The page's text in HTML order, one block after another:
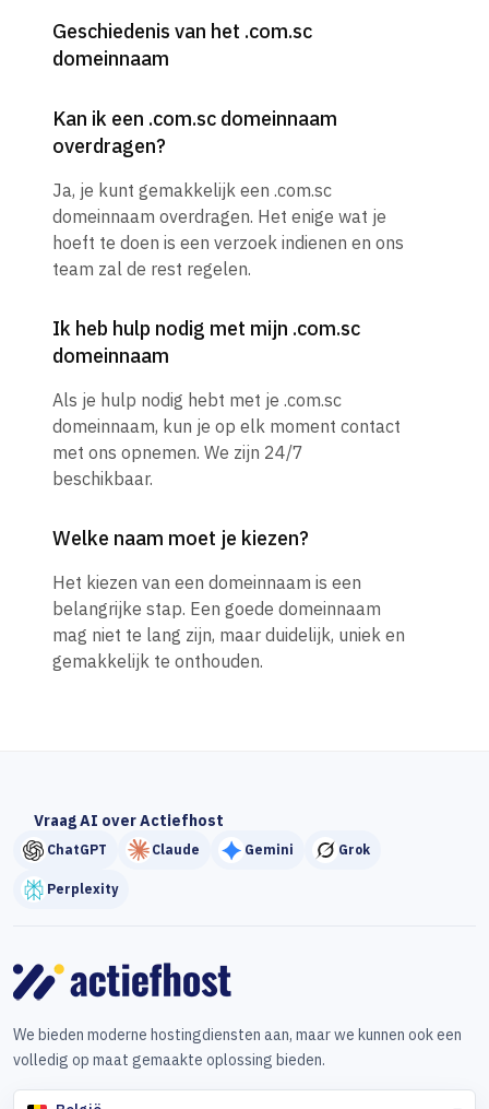
Geschiedenis van het .com.sc
domeinnaam
Kan ik een .com.sc domeinnaam
overdragen?
Ja, je kunt gemakkelijk een .com.sc
domeinnaam overdragen. Het enige wat je
hoeft te doen is een verzoek indienen en ons
team zal de rest regelen.
Ik heb hulp nodig met mijn .com.sc
domeinnaam
Als je hulp nodig hebt met je .com.sc
domeinnaam, kun je op elk moment contact
met ons opnemen. We zijn 24/7
beschikbaar.
Welke naam moet je kiezen?
Het kiezen van een domeinnaam is een
belangrijke stap. Een goede domeinnaam
mag niet te lang zijn, maar duidelijk, uniek en
gemakkelijk te onthouden.
Vraag AI over Actiefhost
ChatGPT Claude Gemini Grok
Perplexity
We bieden moderne hostingdiensten aan, maar we kunnen ook een
volledig op maat gemaakte oplossing bieden.